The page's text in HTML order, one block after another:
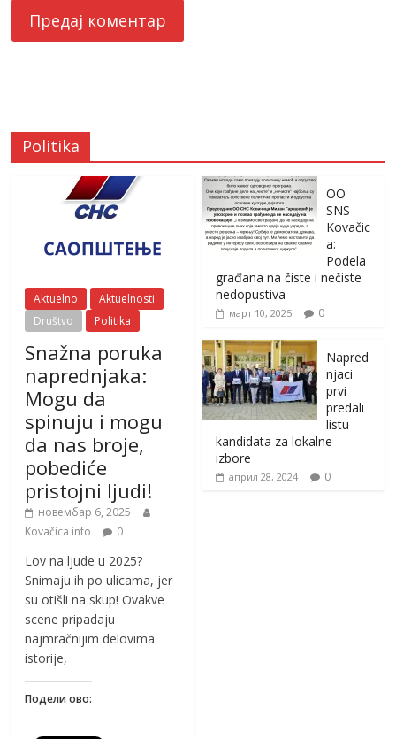
Politika
Aktuelno
Aktuelnosti
Društvo
Politika
Snažna poruka
naprednjaka:
Mogu da
spinuju i mogu
da nas broje,
pobediće
pristojni ljudi!
новембар 6, 2025
Kovačica info
0
Lov na ljude u 2025?
Snimaju ih po ulicama, jer
su otišli na skup! Ovakve
scene pripadaju
najmračnijim delovima
istorije,
Подели ово:
OO
SNS
Kovačic
a:
Podela
građana na čiste i nečiste
nedopustiva
март 10, 2025 0
Napred
njaci
prvi
predali
listu
kandidata za lokalne
izbore
април 28, 2024 0